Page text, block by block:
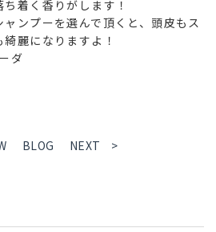
着く香りがします！
ンプーを選んで頂くと、頭皮もス
麗になりますよ！
ダ
BLOG NEXT >